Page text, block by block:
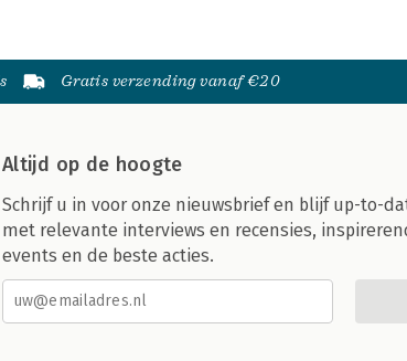
Gratis verzending vanaf €20
Altijd op de hoogte
Schrijf u in voor onze nieuwsbrief en blijf up-to-
met relevante interviews en recensies,
events en de beste acties.